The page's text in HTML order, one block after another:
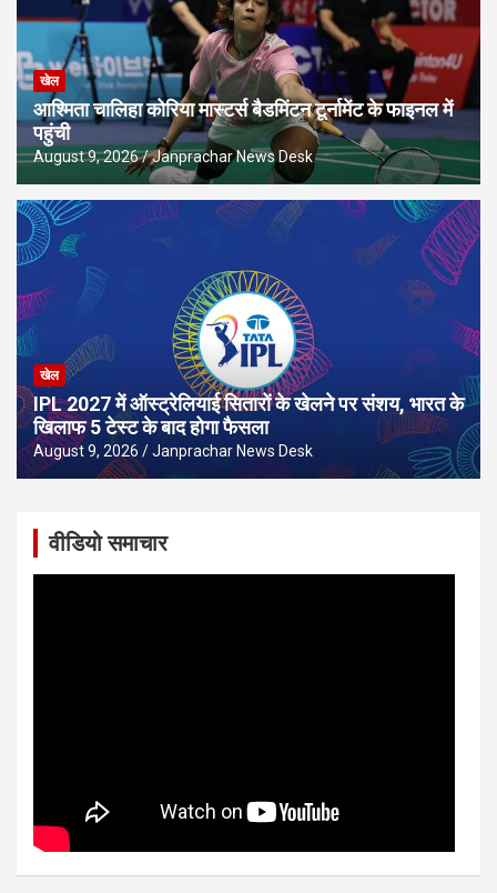
खेल
आश्मिता चालिहा कोरिया मास्टर्स बैडमिंटन टूर्नामेंट के फाइनल में
पहुंची
August 9, 2026 Janprachar News Desk
खेल
IPL 2027 में ऑस्ट्रेलियाई सितारों के खेलने पर संशय, भारत के
खिलाफ 5 टेस्ट के बाद होगा फैसला
August 9, 2026 Janprachar News Desk
वीडियो समाचार